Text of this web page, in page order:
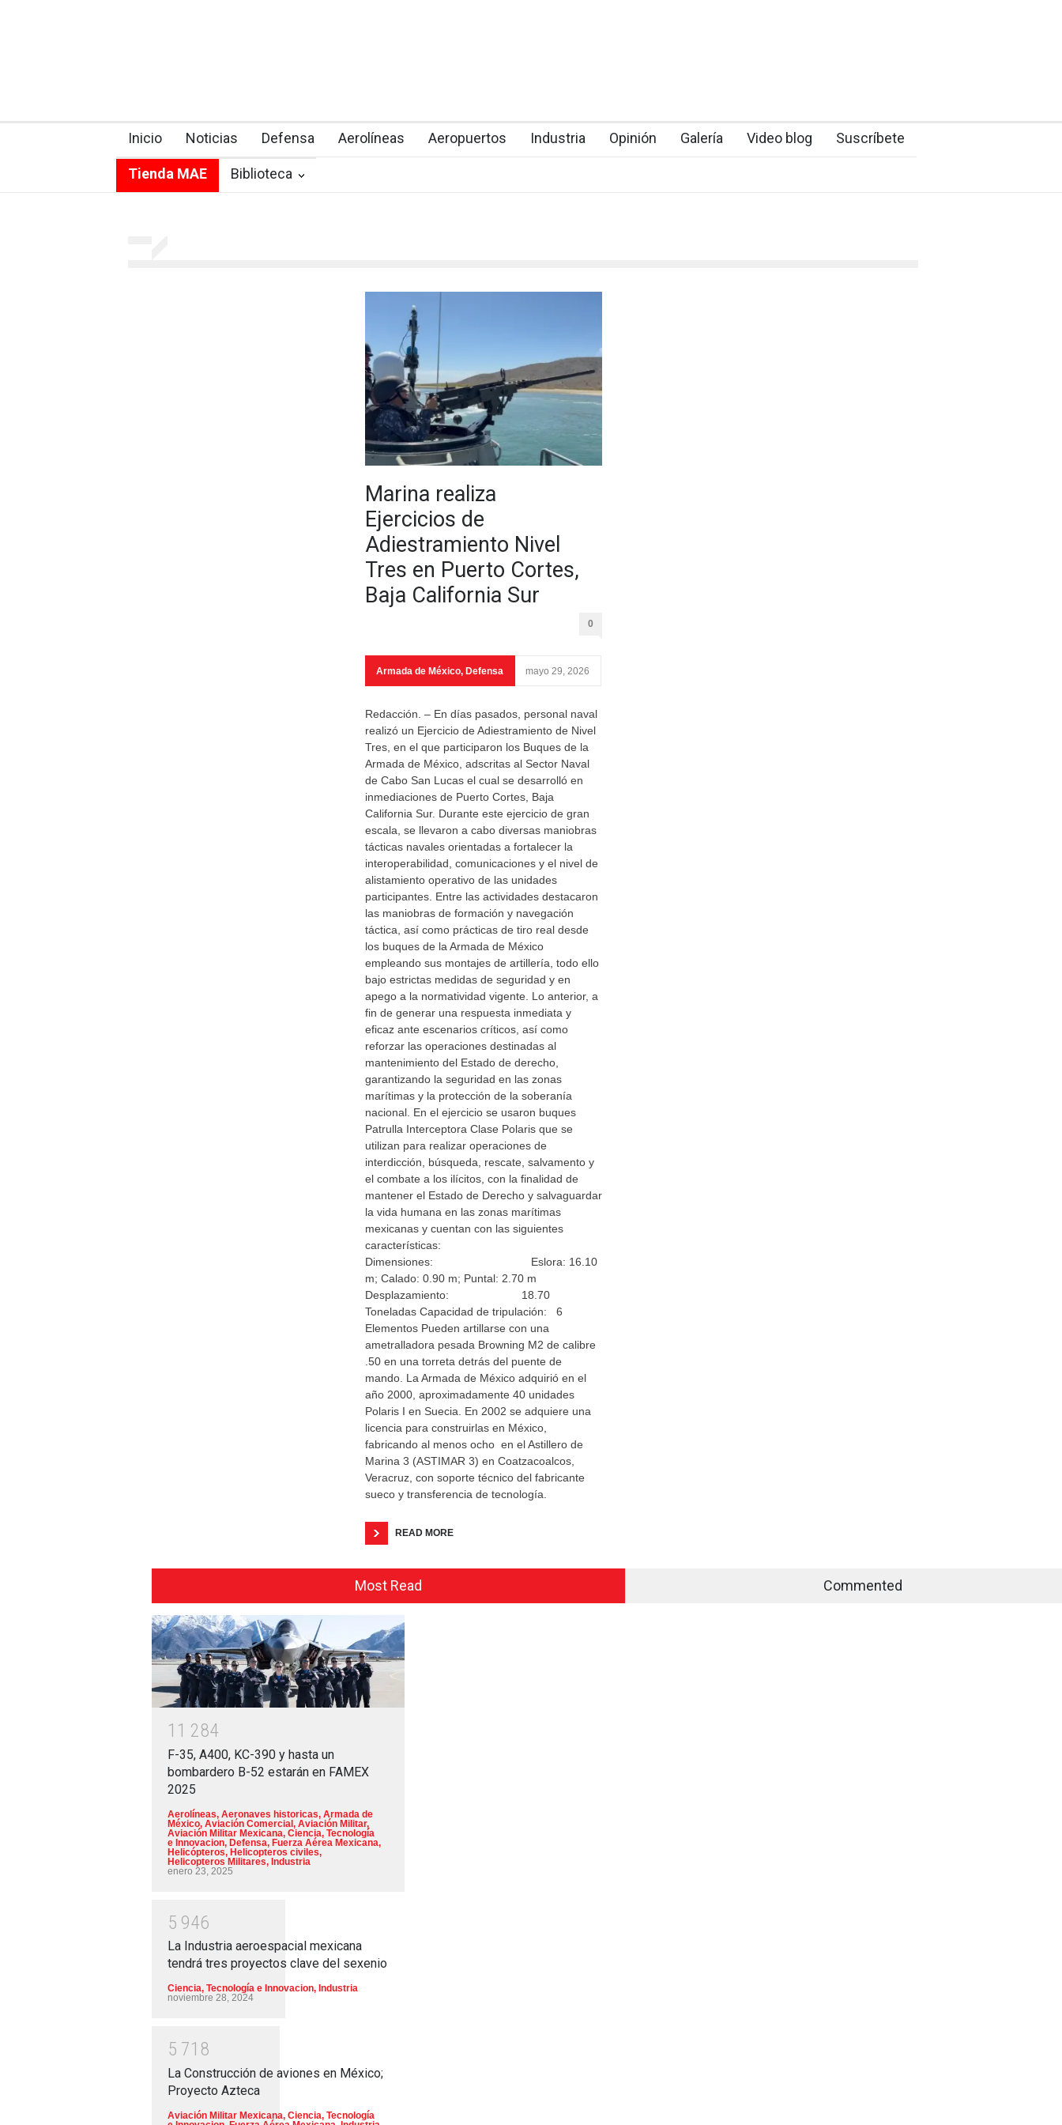
Inicio Noticias Defensa Aerolíneas Aeropuertos Industria Opinión Galería Video blog Suscríbete
Tienda MAE Biblioteca
Marina realiza
Ejercicios de
Adiestramiento Nivel
Tres en Puerto Cortes,
Baja California Sur
0
Armada de México, Defensa mayo 29, 2026
Redacción. – En días pasados, personal naval
realizó un Ejercicio de Adiestramiento de Nivel
Tres, en el que participaron los Buques de la
Armada de México, adscritas al Sector Naval
de Cabo San Lucas el cual se desarrolló en
inmediaciones de Puerto Cortes, Baja
California Sur. Durante este ejercicio de gran
escala, se llevaron a cabo diversas maniobras
tácticas navales orientadas a fortalecer la
interoperabilidad, comunicaciones y el nivel de
alistamiento operativo de las unidades
participantes. Entre las actividades destacaron
las maniobras de formación y navegación
táctica, así como prácticas de tiro real desde
los buques de la Armada de México
empleando sus montajes de artillería, todo ello
bajo estrictas medidas de seguridad y en
apego a la normatividad vigente. Lo anterior, a
fin de generar una respuesta inmediata y
eficaz ante escenarios críticos, así como
reforzar las operaciones destinadas al
mantenimiento del Estado de derecho,
garantizando la seguridad en las zonas
marítimas y la protección de la soberanía
nacional. En el ejercicio se usaron buques
Patrulla Interceptora Clase Polaris que se
utilizan para realizar operaciones de
interdicción, búsqueda, rescate, salvamento y
el combate a los ilícitos, con la finalidad de
mantener el Estado de Derecho y salvaguardar
la vida humana en las zonas marítimas
mexicanas y cuentan con las siguientes
características:
Dimensiones: Eslora: 16.10
m; Calado: 0.90 m; Puntal: 2.70 m
Desplazamiento: 18.70
Toneladas Capacidad de tripulación: 6
Elementos Pueden artillarse con una
ametralladora pesada Browning M2 de calibre
.50 en una torreta detrás del puente de
mando. La Armada de México adquirió en el
año 2000, aproximadamente 40 unidades
Polaris I en Suecia. En 2002 se adquiere una
licencia para construirlas en México,
fabricando al menos ocho en el Astillero de
Marina 3 (ASTIMAR 3) en Coatzacoalcos,
Veracruz, con soporte técnico del fabricante
sueco y transferencia de tecnología.
READ MORE
Most Read Commented
1 1 284
F-35, A400, KC-390 y hasta un
bombardero B-52 estarán en FAMEX
2025
Aerolíneas, Aeronaves historicas, Armada de
México, Aviación Comercial, Aviación Militar,
Aviación Militar Mexicana, Ciencia, Tecnología
e Innovacion, Defensa, Fuerza Aérea Mexicana,
Helicópteros, Helicopteros civiles,
Helicopteros Militares, Industria
enero 23, 2025
5 946
La Industria aeroespacial mexicana
tendrá tres proyectos clave del sexenio
Ciencia, Tecnología e Innovacion, Industria
noviembre 28, 2024
5 71 8
La Construcción de aviones en México;
Proyecto Azteca
Aviación Militar Mexicana, Ciencia, Tecnología